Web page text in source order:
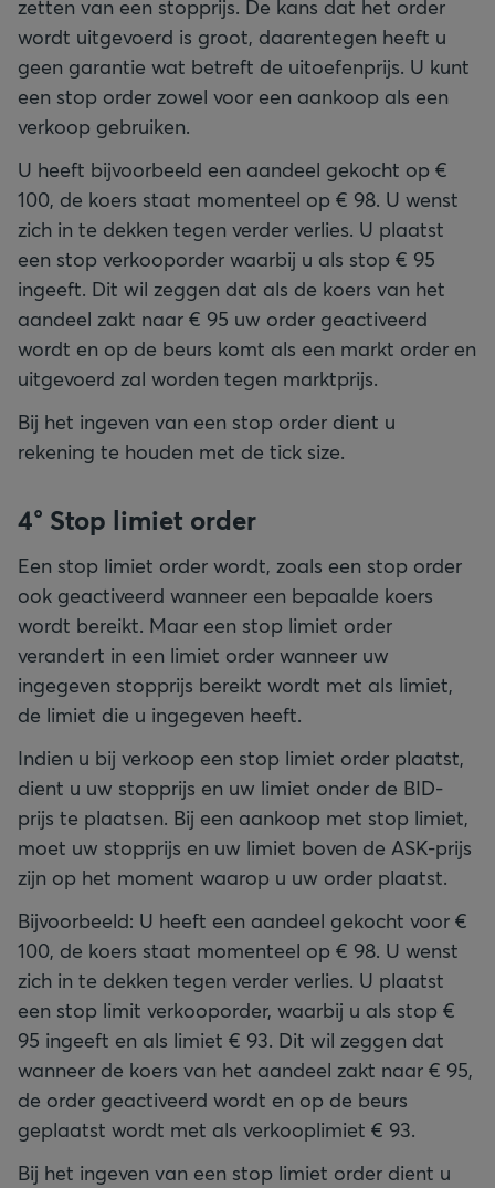
zetten van een stopprijs. De kans dat het order
wordt uitgevoerd is groot, daarentegen heeft u
geen garantie wat betreft de uitoefenprijs. U kunt
een stop order zowel voor een aankoop als een
verkoop gebruiken.
U heeft bijvoorbeeld een aandeel gekocht op €
100, de koers staat momenteel op € 98. U wenst
zich in te dekken tegen verder verlies. U plaatst
een stop verkooporder waarbij u als stop € 95
ingeeft. Dit wil zeggen dat als de koers van het
aandeel zakt naar € 95 uw order geactiveerd
wordt en op de beurs komt als een markt order en
uitgevoerd zal worden tegen marktprijs.
Bij het ingeven van een stop order dient u
rekening te houden met de tick size.
4° Stop limiet order
Een stop limiet order wordt, zoals een stop order
ook geactiveerd wanneer een bepaalde koers
wordt bereikt. Maar een stop limiet order
verandert in een limiet order wanneer uw
ingegeven stopprijs bereikt wordt met als limiet,
de limiet die u ingegeven heeft.
Indien u bij verkoop een stop limiet order plaatst,
dient u uw stopprijs en uw limiet onder de BID-
prijs te plaatsen. Bij een aankoop met stop limiet,
moet uw stopprijs en uw limiet boven de ASK-prijs
zijn op het moment waarop u uw order plaatst.
Bijvoorbeeld: U heeft een aandeel gekocht voor €
100, de koers staat momenteel op € 98. U wenst
zich in te dekken tegen verder verlies. U plaatst
een stop limit verkooporder, waarbij u als stop €
95 ingeeft en als limiet € 93. Dit wil zeggen dat
wanneer de koers van het aandeel zakt naar € 95,
de order geactiveerd wordt en op de beurs
geplaatst wordt met als verkooplimiet € 93.
Bij het ingeven van een stop limiet order dient u